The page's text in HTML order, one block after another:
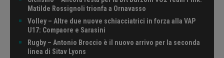
Matilde Rossignoli trionfa a Ornavasso
Volley – Altre due nuove schiacciatrici in forza alla VAP
U17: Compaore e Sarasini
Rugby – Antonio Broccio è il nuovo arrivo per la seconda
linea di Sitav Lyons